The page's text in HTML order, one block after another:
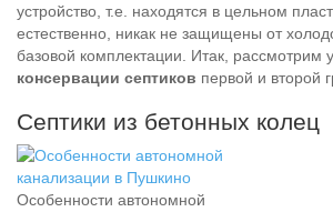
устройство, т.е. находятся в цельном
естественно, никак не защищены от
базовой комплектации. Итак, рассмотрим
консервации септиков первой и второй
Септики из бетонных колец
Особенности автономной